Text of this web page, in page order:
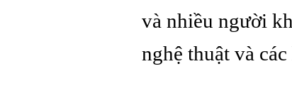
và nhiều người
nghệ thuật và